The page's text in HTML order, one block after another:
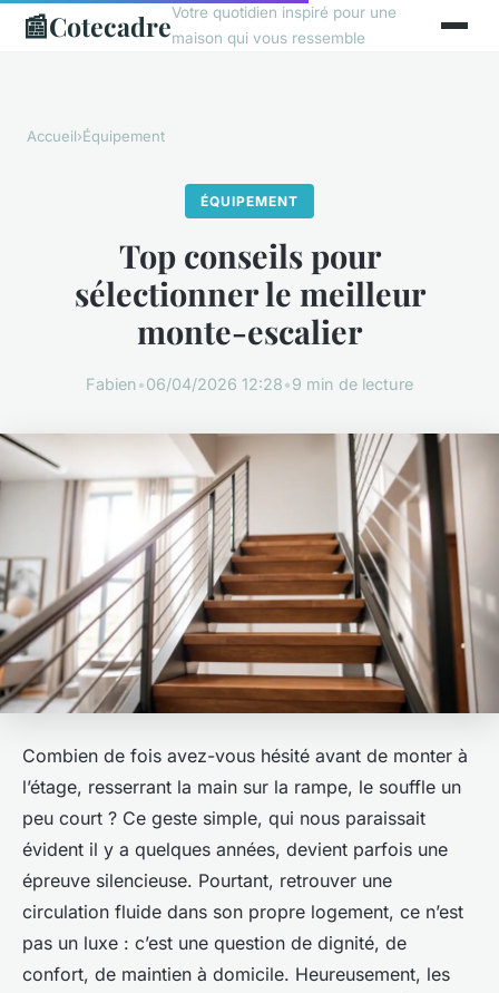
📰CotecadreVotre quotidien inspiré pour une
maison qui vous ressemble
Accueil›Équipement
ÉQUIPEMENT
Top conseils pour
sélectionner le meilleur
monte-escalier
Fabien•06/04/2026 12:28•9 min de lecture
Combien de fois avez-vous hésité avant de monter à
l’étage, resserrant la main sur la rampe, le souffle un
peu court ? Ce geste simple, qui nous paraissait
évident il y a quelques années, devient parfois une
épreuve silencieuse. Pourtant, retrouver une
circulation fluide dans son propre logement, ce n’est
pas un luxe : c’est une question de dignité, de
confort, de maintien à domicile. Heureusement, les